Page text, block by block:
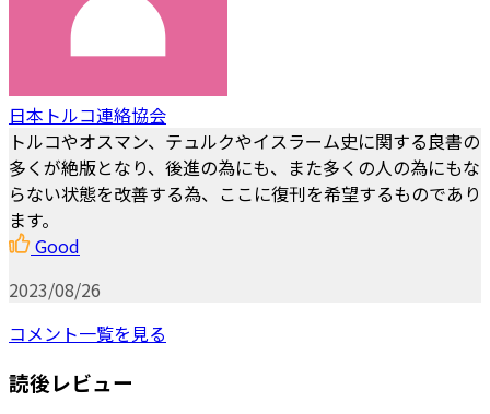
日本トルコ連絡協会
トルコやオスマン、テュルクやイスラーム史に関する良書の
多くが絶版となり、後進の為にも、また多くの人の為にもな
らない状態を改善する為、ここに復刊を希望するものであり
ます。
Good
2023/08/26
コメント一覧を見る
読後レビュー